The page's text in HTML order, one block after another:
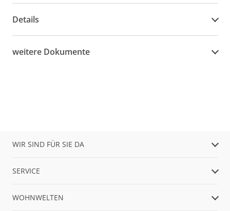
Details
weitere Dokumente
WIR SIND FÜR SIE DA
SERVICE
WOHNWELTEN